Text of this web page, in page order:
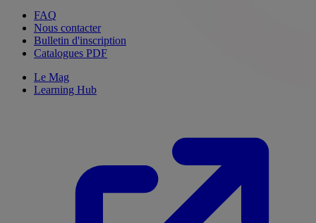
FAQ
Nous contacter
Bulletin d'inscription
Catalogues PDF
Le Mag
Learning Hub